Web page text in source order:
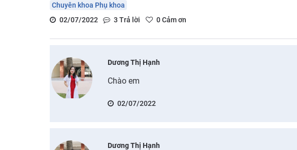
Chuyên khoa Phụ khoa
02/07/2022
3 Trả lời 0Cảm ơn
Dương Thị Hạnh
Chào em
02/07/2022
Dương Thị Hạnh